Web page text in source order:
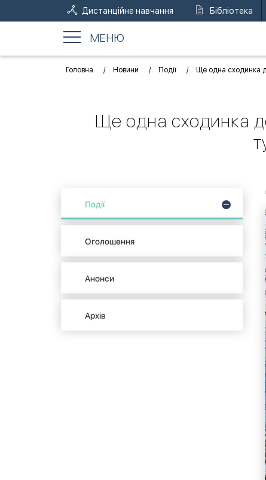
Дистанційне навчання Бібліотека
МЕНЮ
Головна Новини Події Ще одна сходинка
Ще одна сходинка
Події
Оголошення
Анонси
Архів